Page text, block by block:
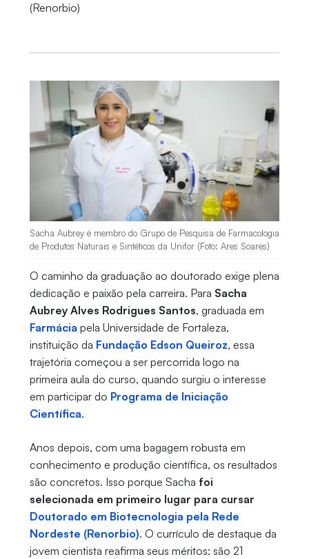
(Renorbio)
Sacha Aubrey é membro do Grupo de Pesquisa de Farmacologia
de Produtos Naturais e Sintéticos da Unifor (Foto: Ares Soares)
O caminho da graduação ao doutorado exige plena
dedicação e paixão pela carreira. Para Sacha
Aubrey Alves Rodrigues Santos, graduada em
Farmácia pela Universidade de Fortaleza,
instituição da Fundação Edson Queiroz, essa
trajetória começou a ser percorrida logo na
primeira aula do curso, quando surgiu o interesse
em participar do Programa de Iniciação
Científica.
Anos depois, com uma bagagem robusta em
conhecimento e produção científica, os resultados
são concretos. Isso porque Sacha foi
selecionada em primeiro lugar para cursar
Doutorado em Biotecnologia pela Rede
Nordeste (Renorbio). O currículo de destaque da
jovem cientista reafirma seus méritos: são 21